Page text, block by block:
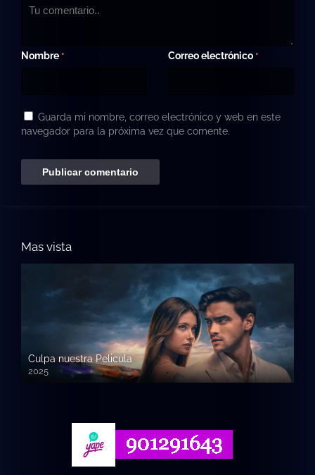
Nombre * Correo electrónico *
Guarda mi nombre, correo electrónico y web en este
navegador para la próxima vez que comente.
Mas vista
Culpa nuestra Pelicula
2025
720p HD